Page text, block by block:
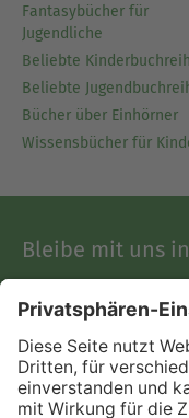
Fantasybücher für
Jugendliche
Beliebte
Beliebte
Bücher über Einhörner
Wissensbücher für
Bleibe mit uns
Support
Facebook
Instagram